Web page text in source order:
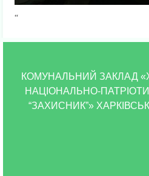
“
КОМУНАЛЬНИЙ ЗАКЛАД
НАЦІОНАЛЬНО-
“ЗАХИСНИК”»